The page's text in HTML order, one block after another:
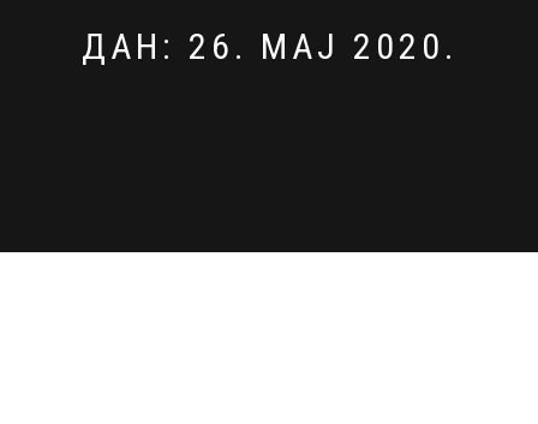
ДАН: 26. МАЈ 2020.